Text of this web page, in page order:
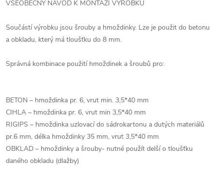
VŠEOBECNÝ NÁVOD K MONTÁŽI VÝROBKŮ
Součástí výrobku jsou šrouby a hmoždinky. Lze je použit do betonu
a obkladu, který má tloušťku do 8 mm.
Správná kombinace použití hmoždinek a šroubů pro:
BETON – hmoždinka pr. 6, vrut min. 3,5*40 mm
CIHLA – hmoždinka pr. 6, vrut min 3,5*40 mm
RIGIPS – hmoždinka uzlovací do sádrokartonu a dutých materiálů
pr.6 mm, délka hmoždinky 35 mm, vrut 3,5*40 mm
OBKLAD – hmoždinky a šrouby- nutné použít delší o tloušťku
daného obkladu (dlažby)